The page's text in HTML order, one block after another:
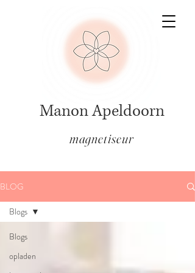
Manon Apeldoorn
magnetiseur
BLOG
Blogs
opladen
Blogs